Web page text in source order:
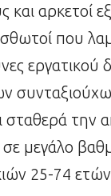
και αρκετοί
που
εργατικού
σταθερά την
μεγάλο
25-74